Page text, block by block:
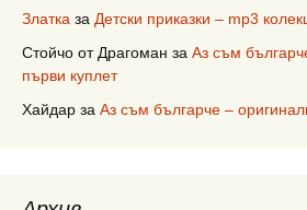
Златка за Детски приказки – mp3
Стойчо от Драгоман за Аз съм
първи куплет
Хайдар за Аз съм българче –